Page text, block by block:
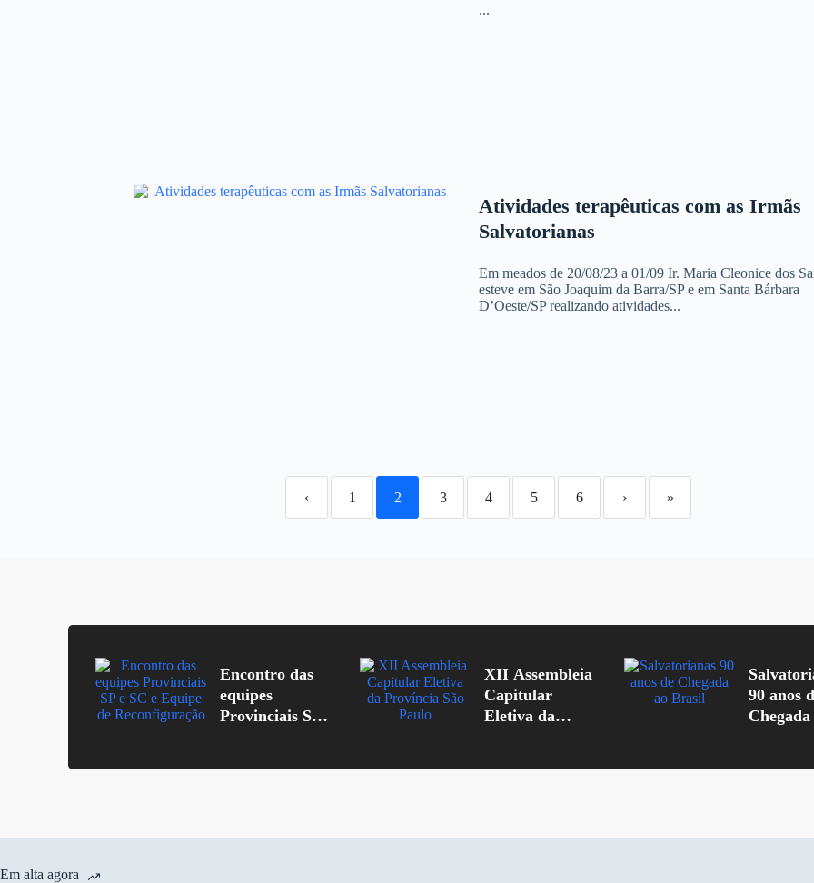
...
Atividades terapêuticas com as Irmãs
Salvatorianas
Em meados de 20/08/23 a 01/09 Ir. Maria Cleonice dos
esteve em São Joaquim da Barra/SP e em Santa Bárbara
D’Oeste/SP realizando atividades...
‹ 1 2 3 4 5 6 › »
Encontro das
equipes
Provinciais SP
XII Assembleia
Capitular
Eletiva da
90 anos
Chegada
Em alta agora